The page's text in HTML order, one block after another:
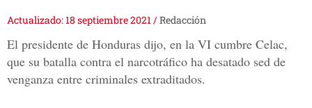
Actualizado: 18 septiembre 2021/Redacción
El presidente de Honduras dijo, en la VI cumbre Celac,
que su batalla contra el narcotráfico ha desatado sed de
venganza entre criminales extraditados.